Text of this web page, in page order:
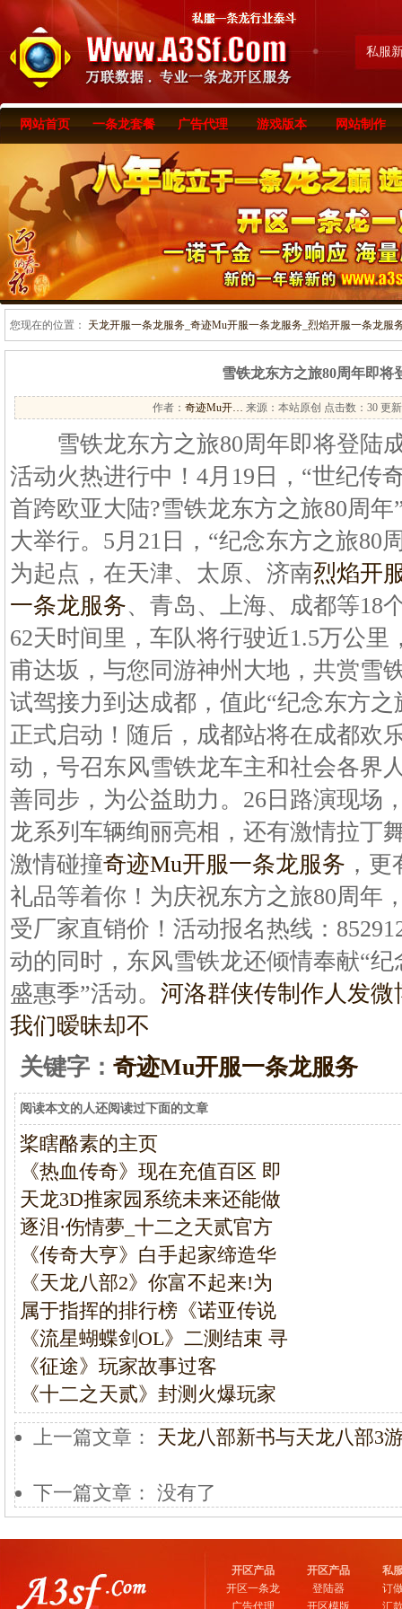
私服
网站首页 一条龙套餐 广告代理 游戏版本 网站制作
您现在的位置： 天龙开服一条龙服务_奇迹Mu开服一条龙服务_烈焰开服一条龙服
雪铁龙东方之旅80周年即将
作者： 奇迹Mu开… 来源：本站原创 点击数： 30 更
雪铁龙东方之旅80周年即将登陆
活动火热进行中！4月19日，“世纪传
首跨欧亚大陆?雪铁龙东方之旅80周
大举行。5月21日，“纪念东方之旅80
为起点，在天津、太原、济南烈焰开
一条龙服务、青岛、上海、成都等18
62天时间里，车队将行驶近1.5万公
甫达坂，与您同游神州大地，共赏雪
试驾接力到达成都，值此“纪念东方
正式启动！随后，成都站将在成都欢
动，号召东风雪铁龙车主和社会各界
善同步，为公益助力。26日路演现场
龙系列车辆绚丽亮相，还有激情拉丁
激情碰撞奇迹Mu开服一条龙服务 ，
礼品等着你！为庆祝东方之旅80周年
受厂家直销价！活动报名热线：
动的同时，东风雪铁龙还倾情奉献“
盛惠季”活动。 河洛群侠传制作人发微
我们暧昧却不
关键字： 奇迹Mu开服一条龙服务
阅读本文的人还阅读过下面的文章
桨瞎酪素的主页
《热血传奇》现在充值百区 即
天龙3D推家园系统未来还能做
逐泪·伤情夢_十二之天贰官方
《传奇大亨》白手起家缔造华
《天龙八部2》你富不起来!为
属于指挥的排行榜《诺亚传说
《流星蝴蝶剑OL》二测结束 寻
《征途》玩家故事过客
《十二之天贰》封测火爆玩家
上一篇文章： 天龙八部新书与天龙八部3
下一篇文章： 没有了
开区产品
开区一条龙
广告代理
开区产品
登陆器
开区模版
私
订
汇